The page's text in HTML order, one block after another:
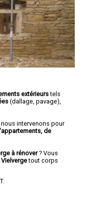
extérieurstels
(dallage, pavage),
intervenons pour
de
à rénover? Vous
Vielvergetout corps